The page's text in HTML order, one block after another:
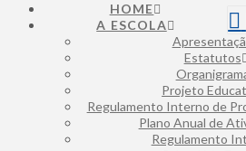
HOME
A ESCOLA
Estatutos
Projeto
Regulamento Interno de
Plano Anual de
Regulamento